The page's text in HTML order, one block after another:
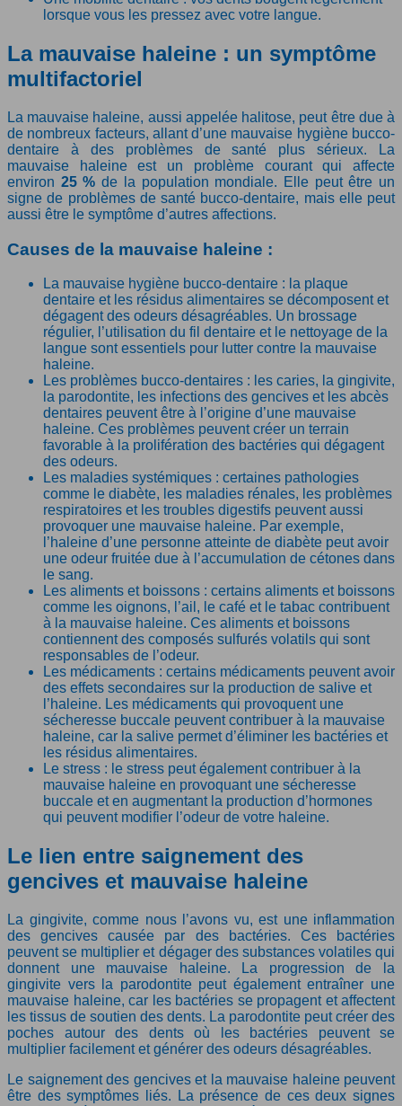
lorsque vous les pressez avec votre langue.
La mauvaise haleine : un symptôme
multifactoriel
La mauvaise haleine, aussi appelée halitose, peut être due à
de nombreux facteurs, allant d’une mauvaise hygiène bucco-
dentaire à des problèmes de santé plus sérieux. La
mauvaise haleine est un problème courant qui affecte
environ 25 %de la population mondiale. Elle peut être un
signe de problèmes de santé bucco-dentaire, mais elle peut
aussi être le symptôme d’autres affections.
Causes de la mauvaise haleine :
La mauvaise hygiène bucco-dentaire : la plaque
dentaire et les résidus alimentaires se décomposent et
dégagent des odeurs désagréables. Un brossage
régulier, l’utilisation du fil dentaire et le nettoyage de la
langue sont essentiels pour lutter contre la mauvaise
haleine.
Les problèmes bucco-dentaires : les caries, la gingivite,
la parodontite, les infections des gencives et les abcès
dentaires peuvent être à l’origine d’une mauvaise
haleine. Ces problèmes peuvent créer un terrain
favorable à la prolifération des bactéries qui dégagent
des odeurs.
Les maladies systémiques : certaines pathologies
comme le diabète, les maladies rénales, les problèmes
respiratoires et les troubles digestifs peuvent aussi
provoquer une mauvaise haleine. Par exemple,
l’haleine d’une personne atteinte de diabète peut avoir
une odeur fruitée due à l’accumulation de cétones dans
le sang.
Les aliments et boissons : certains aliments et boissons
comme les oignons, l’ail, le café et le tabac contribuent
à la mauvaise haleine. Ces aliments et boissons
contiennent des composés sulfurés volatils qui sont
responsables de l’odeur.
Les médicaments : certains médicaments peuvent avoir
des effets secondaires sur la production de salive et
l’haleine. Les médicaments qui provoquent une
sécheresse buccale peuvent contribuer à la mauvaise
haleine, car la salive permet d’éliminer les bactéries et
les résidus alimentaires.
Le stress : le stress peut également contribuer à la
mauvaise haleine en provoquant une sécheresse
buccale et en augmentant la production d’hormones
qui peuvent modifier l’odeur de votre haleine.
Le lien entre saignement des
gencives et mauvaise haleine
La gingivite, comme nous l’avons vu, est une inflammation
des gencives causée par des bactéries. Ces bactéries
peuvent se multiplier et dégager des substances volatiles qui
donnent une mauvaise haleine. La progression de la
gingivite vers la parodontite peut également entraîner une
mauvaise haleine, car les bactéries se propagent et affectent
les tissus de soutien des dents. La parodontite peut créer des
poches autour des dents où les bactéries peuvent se
multiplier facilement et générer des odeurs désagréables.
Le saignement des gencives et la mauvaise haleine peuvent
être des symptômes liés. La présence de ces deux signes